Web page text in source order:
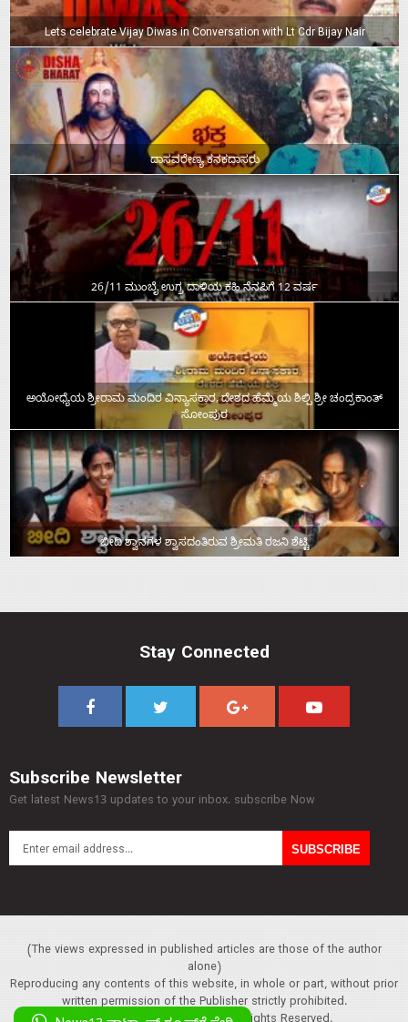
Lets celebrate Vijay Diwas in Conversation with Lt Cdr Bijay Nair
ದಾಸವರೇಣ್ಯ ಕನಕದಾಸರು
26/11 ಮುಂಬೈ ಉಗ್ರ ದಾಳಿಯ ಕಹಿ ನೆನಪಿಗೆ 12 ವರ್ಷ
ಅಯೋಧ್ಯೆಯ ಶ್ರೀರಾಮ ಮಂದಿರ ವಿನ್ಯಾಸಕಾರ, ದೇಶದ ಹೆಮ್ಮೆಯ ಶಿಲ್ಪಿ ಶ್ರೀ ಚಂದ್ರಕಾಂತ್‌
ಸೋಂಪುರ
ಬೀದಿ ಶ್ವಾನಗಳ ಶ್ವಾಸದಂತಿರುವ ಶ್ರೀಮತಿ ರಜನಿ ಶೆಟ್ಟಿ
Stay Connected
Subscribe Newsletter
Get latest News13 updates to your inbox. subscribe Now
(The views expressed in published articles are those of the author
alone)
Reproducing any contents of this website, in whole or part, without prior
written permission of the Publisher strictly prohibited.